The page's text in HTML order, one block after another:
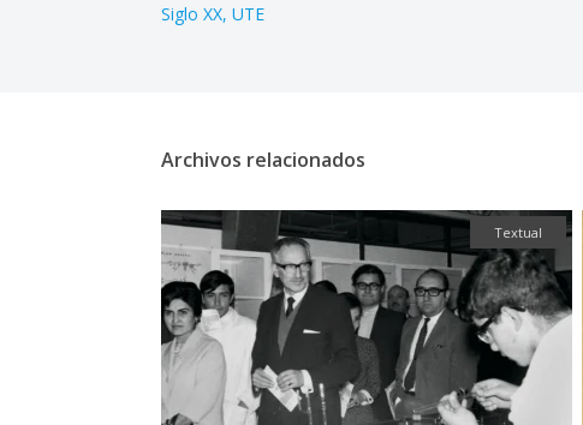
Siglo XX UTE
Archivos relacionados
Textual